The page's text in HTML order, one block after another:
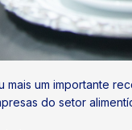
um importante
do setor